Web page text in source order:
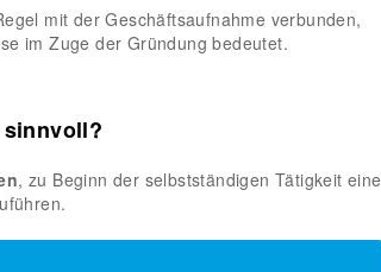
mit der Geschäftsaufnahme verbunden,
im Zuge der Gründung bedeutet.
, zu Beginn der selbstständigen Tätigkeit eine